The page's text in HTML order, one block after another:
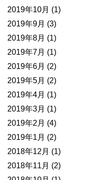
2019年10月 (1)
2019年9月 (3)
2019年8月 (1)
2019年7月 (1)
2019年6月 (2)
2019年5月 (2)
2019年4月 (1)
2019年3月 (1)
2019年2月 (4)
2019年1月 (2)
2018年12月 (1)
2018年11月 (2)